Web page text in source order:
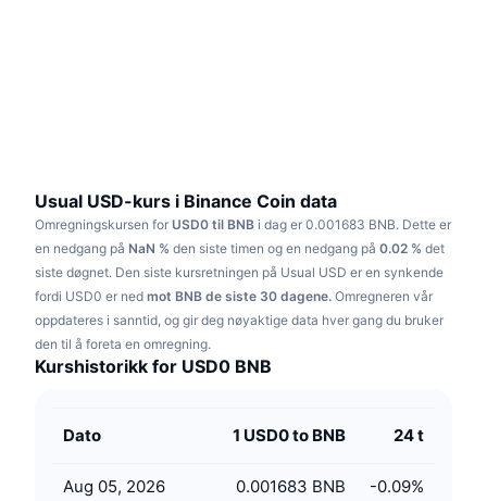
Idrett
Finans
Teknologi
RSI
MACD
Derivater
Forskning
Videoer
Ordbok
Kampanjer
Usual USD-kurs i Binance Coin data
Omregningskursen for USD0 til BNB i dag er 0.001683 BNB. Dette er
en nedgang på NaN % den siste timen og en nedgang på 0.02 % det
siste døgnet. Den siste kursretningen på Usual USD er en synkende
fordi USD0 er ned mot BNB de siste 30 dagene. Omregneren vår
oppdateres i sanntid, og gir deg nøyaktige data hver gang du bruker
den til å foreta en omregning.
Kurshistorikk for USD0 BNB
Dato 1 USD0 to BNB 24 t
Aug 05, 2026 0.001683 BNB -0.09%